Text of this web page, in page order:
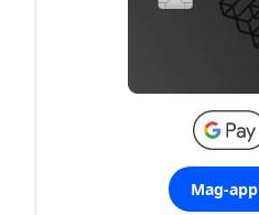
Mag-